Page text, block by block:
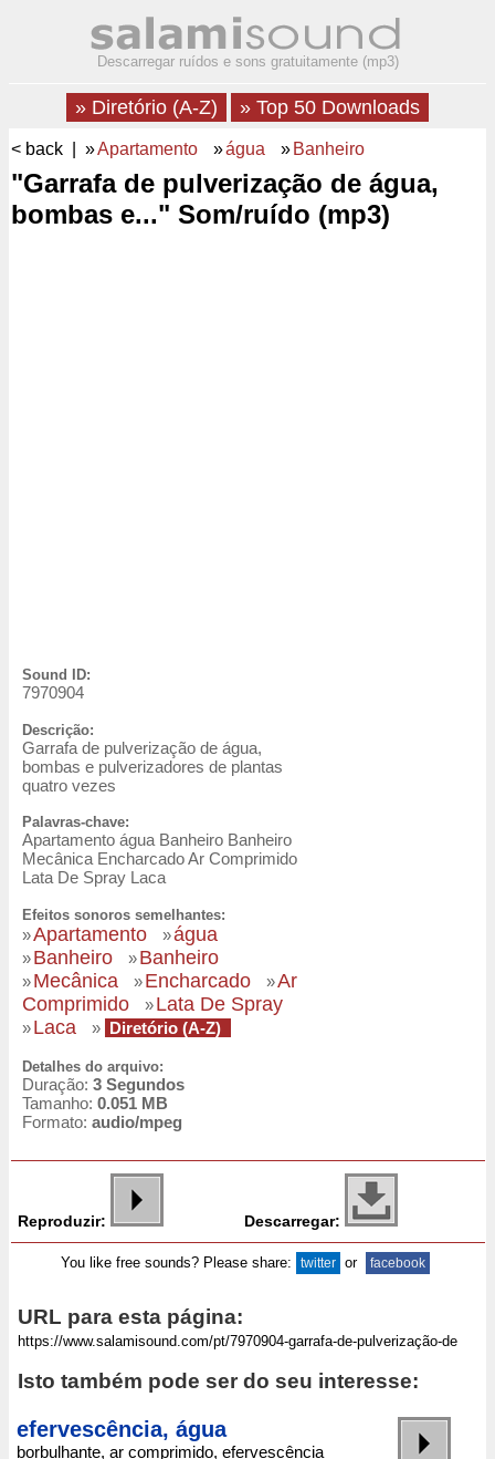
Descarregar ruídos e sons gratuitamente (mp3)
» Diretório (A-Z) » Top 50 Downloads
< back | »Apartamento »água » Banheiro
"Garrafa de pulverização de água,
bombas e..." Som/ruído (mp3)
Sound ID:
7970904
Descrição:
Garrafa de pulverização de água,
bombas e pulverizadores de plantas
quatro vezes
Palavras-chave:
Apartamento água Banheiro Banheiro
Mecânica Encharcado Ar Comprimido
Lata De Spray Laca
Efeitos sonoros semelhantes:
»Apartamento »água
»Banheiro »Banheiro
»Mecânica »Encharcado »Ar
Comprimido
»Lata De Spray
»Laca » Diretório (A-Z)
Detalhes do arquivo:
Duração: 3 Segundos
Tamanho: 0.051 MB
Formato: audio/mpeg
Reproduzir: Descarregar:
You like free sounds? Please share: twitter or facebook
URL para esta página:
Isto também pode ser do seu interesse:
efervescência, água
borbulhante, ar comprimido, efervescência